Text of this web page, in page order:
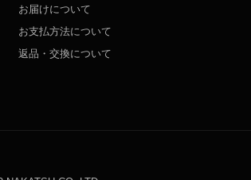
お届けについて
お支払方法について
返品・交換について